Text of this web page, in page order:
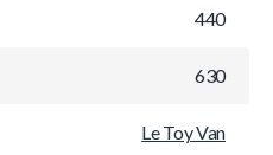
440
630
Le Toy Van